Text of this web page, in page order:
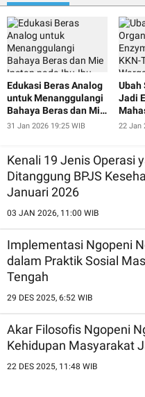
Edukasi Beras Analog
untuk Menanggulangi
Bahaya Beras dan Mie
Instan pada Ibu-Ibu
31 Jan 2026 19:25 WIB
Ubah
Jadi
22 Jan
Kenali 19 Jenis Operasi
Ditanggung BPJS
Januari 2026
03 JAN 2026, 11:00 WIB
Implementasi Ngopeni
dalam Praktik Sosial
Tengah
29 DES 2025, 6:52 WIB
Akar Filosofis Ngopeni
Kehidupan Masyarakat
22 DES 2025, 11:48 WIB